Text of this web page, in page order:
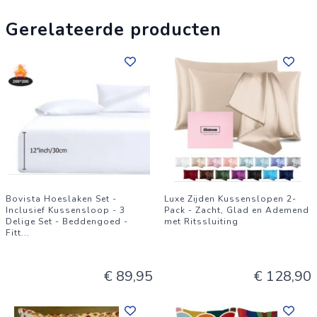
Gerelateerde producten
Bovista Hoeslaken Set -
Inclusief Kussensloop - 3
Delige Set - Beddengoed -
Fitt...
€ 89,95
Luxe Zijden Kussenslopen 2-
Pack - Zacht, Glad en Ademend
met Ritssluiting
€ 128,90